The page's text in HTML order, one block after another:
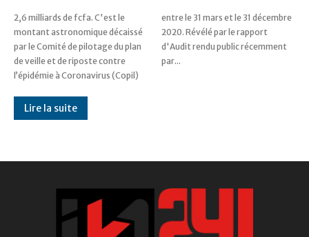
2,6 milliards de fcfa. C'est le
montant astronomique décaissé
par le Comité de pilotage du plan
de veille et de riposte contre
l’épidémie à Coronavirus (Copil)
entre le 31 mars et le 31 décembre
2020. Révélé par le rapport
d'Audit rendu public récemment
par...
Lire la suite